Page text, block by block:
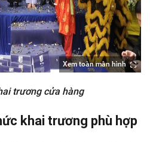
Xem toàn màn hình
trương cửa hàng
khai trương phù hợp